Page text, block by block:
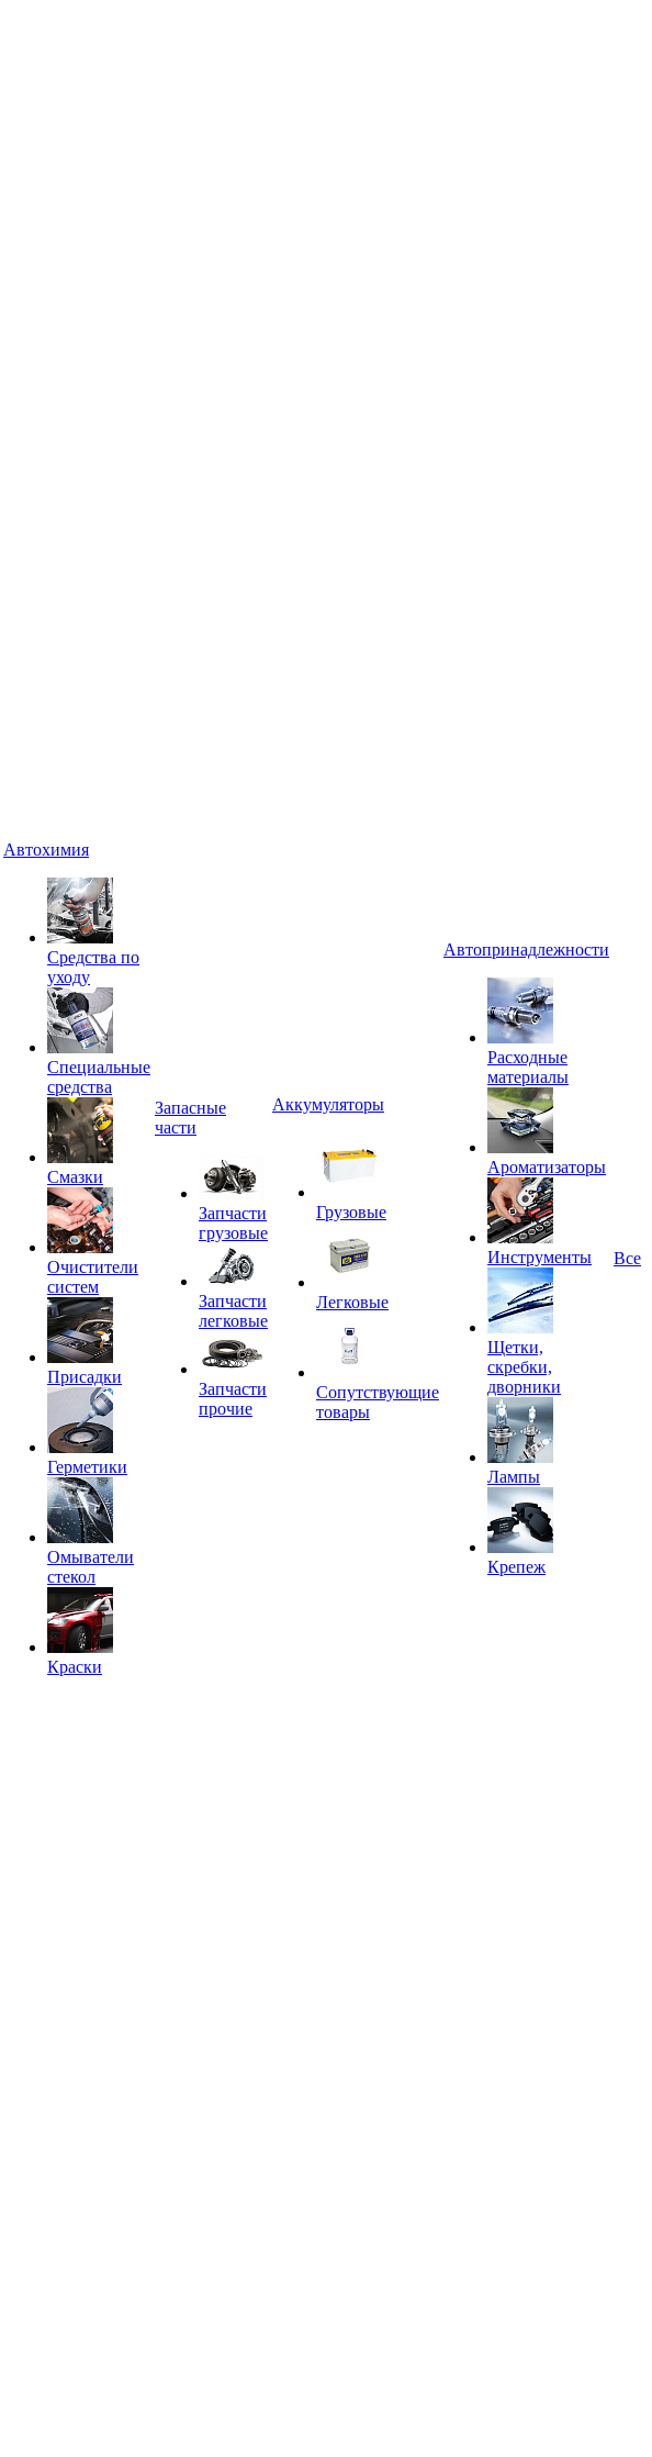
Автохимия
Средства по
уходу
Специальные
средства
Смазки
Очистители
систем
Присадки
Герметики
Омыватели
стекол
Краски
Запасные
части
Запчасти
грузовые
Запчасти
легковые
Запчасти
прочие
Аккумуляторы
Грузовые
Легковые
Сопутствующие
товары
Автопринадлежности
Расходные
материалы
Ароматизаторы
Инструменты
Щетки,
скребки,
дворники
Лампы
Крепеж
Все